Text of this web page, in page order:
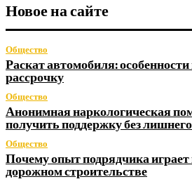
Новое на сайте
Общество
Раскат автомобиля:
рассрочку
Общество
Анонимная наркологическая
получить поддержку без
Общество
Почему опыт подрядчика
дорожном строительстве